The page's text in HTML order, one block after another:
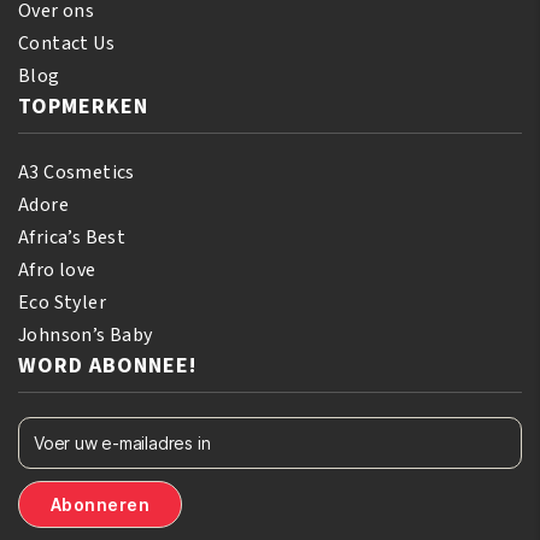
Over ons
Contact Us
Blog
TOPMERKEN
A3 Cosmetics
Adore
Africa’s Best
Afro love
Eco Styler
Johnson’s Baby
WORD ABONNEE!